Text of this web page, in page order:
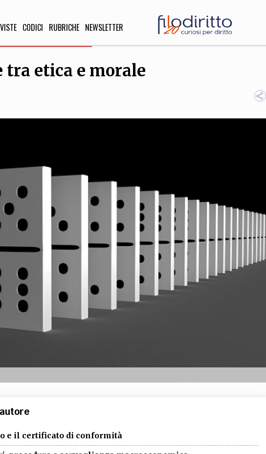
CODICI RUBRICHE NEWSLETTER
SOCIETÀ
Scienze storiche,
umanistiche, Religione
TEAM
COMITATO SCIENTIFICO AUTORI CURATORI FOTOGRAFI
EXTRA
CODICI RUBRICHE PROCEEDINGS
tra etica e morale
e il certificato di conformità